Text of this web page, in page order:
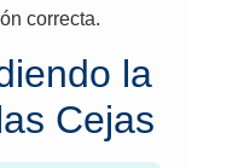
correcta.
la
Cejas